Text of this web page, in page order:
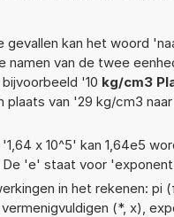
gevallen kan het woord
namen van de twee
'10 kg/cm3
plaats van '29 kg/cm3
x 10^5' kan 1,64e5
De 'e' staat voor
in het rekenen: pi
(*, x),